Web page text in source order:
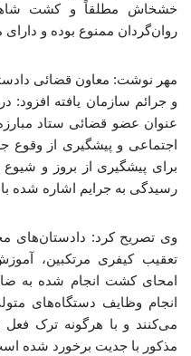
خشخاش مطلقاً و کشت
روان‌گردان ممنوع بوده و
مهر نوشت: معاون قضائی
و جرائم سازمان یافته افزود:
عنوان عضو قضائی ستاد
اجتماعی و پیشگیری از وقوع
برای پیشگیری از بروز و
رسیدگی به جرایم اشاره شده
وی تصریح کرد: دادستان‌های
تعقیب کیفری مرتکبین،
امحای کشت انجام شده به
مذکور با جدیت برخورد شده